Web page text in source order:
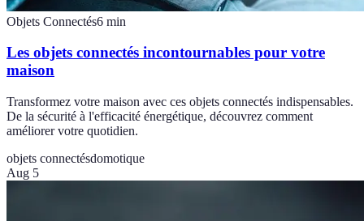
Objets Connectés6 min
Les objets connectés incontournables pour votre
maison
Transformez votre maison avec ces objets connectés indispensables.
De la sécurité à l'efficacité énergétique, découvrez comment
améliorer votre quotidien.
objets connectésdomotique
Aug 5